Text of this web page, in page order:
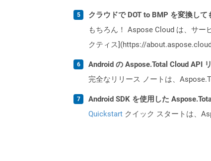
クラウドで DOT to BMP を変換して
もちろん！ Aspose Cloud は、サー
クティス](https://
Android の Aspose.Total Cloud API
完全なリリース ノートは、
Android SDK を使用した
Quickstart クイック スタートは、